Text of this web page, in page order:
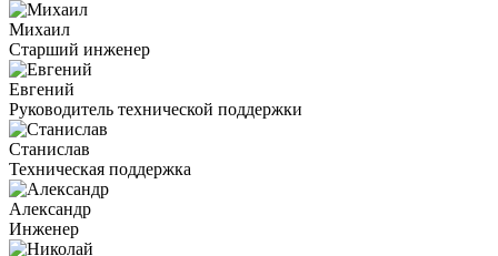
Михаил
Старший инженер
Евгений
Руководитель технической поддержки
Станислав
Техническая поддержка
Александр
Инженер